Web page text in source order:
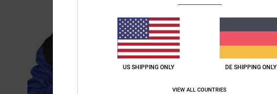
US SHIPPING ONLY DE SHIPPING ONLY
VIEW ALL COUNTRIES